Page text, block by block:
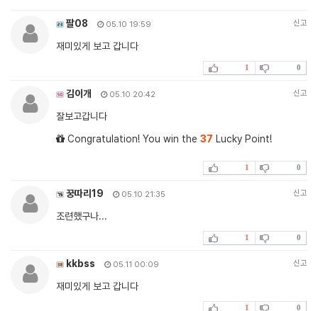
팔08 05.10 19:59 신고
재미있게 보고 갑니다
1 0
김이개 05.10 20:42 신고
잘보고갑니다
Congratulation! You win the 37 Lucky Point!
1 0
꿍따리19 05.10 21:35 신고
조련했구나...
1 0
kkbss 05.11 00:09 신고
재미있게 보고 갑니다
1 0